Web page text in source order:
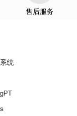
售后服务
统